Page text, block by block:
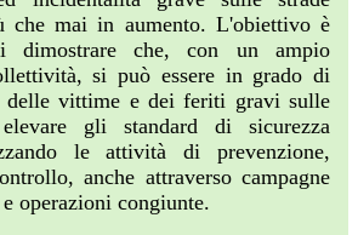
che mai in aumento. L'obiettivo è
dimostrare che, con un ampio
si può essere in grado di
delle vittime e dei feriti gravi sulle
gli standard di sicurezza
le attività di prevenzione,
anche attraverso campagne
operazioni congiunte.